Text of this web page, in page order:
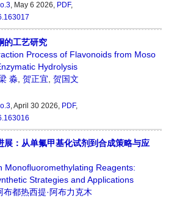
, May 6 2026, PDF,
的工艺研究
Process of Flavonoids from Moso
Hydrolysis
淼, 贺正宜, 贺国文
, April 30 2026, PDF,
展：从单氟甲基化试剂到合成策略与应
Monofluoromethylating Reagents:
Strategies and Applications
布都热西提·阿布力克木